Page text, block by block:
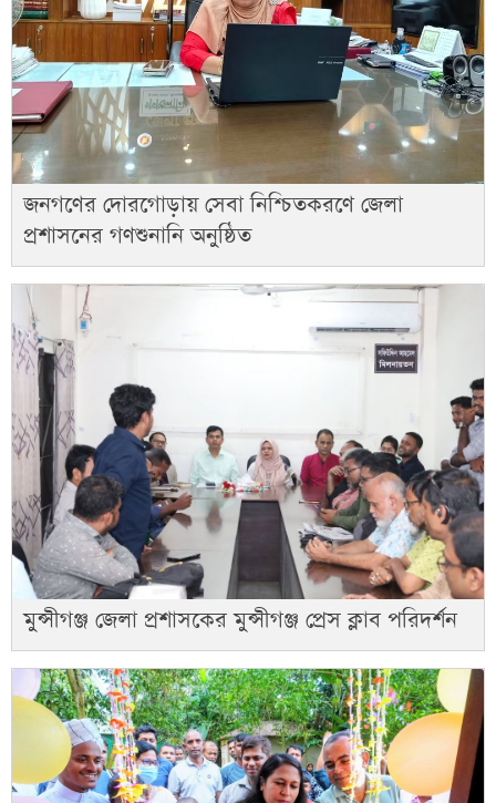
জনগণের দোরগোড়ায় সেবা নিশ্চিতকরণে জেলা
প্রশাসনের গণশুনানি অনুষ্ঠিত
মুন্সীগঞ্জ জেলা প্রশাসকের মুন্সীগঞ্জ প্রেস ক্লাব পরিদর্শন